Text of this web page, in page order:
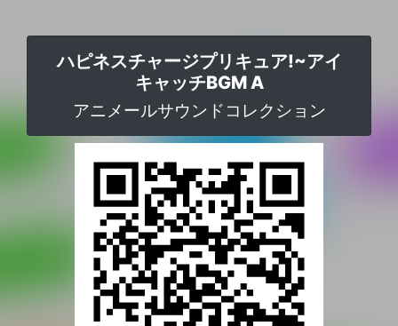
ハピネスチャージプリキュア!~アイ
キャッチBGM A
アニメールサウンドコレクション